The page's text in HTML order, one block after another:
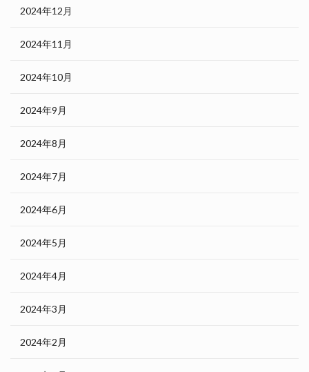
2024年12月
2024年11月
2024年10月
2024年9月
2024年8月
2024年7月
2024年6月
2024年5月
2024年4月
2024年3月
2024年2月